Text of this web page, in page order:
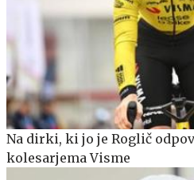
Na dirki, ki jo je Roglič
kolesarjema Visme